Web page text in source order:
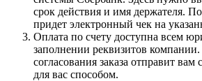
срок действия и имя держателя.
придет электронный чек на
Оплата по счету доступна всем
заполнении реквизитов
согласования заказа отправит
для вас способом.